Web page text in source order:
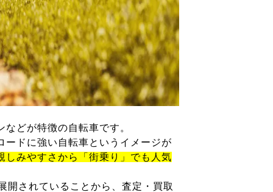
どが特徴の自転車です。
ードに強い自転車というイメージが
しみやすさから「街乗り」でも人気
開されていることから、査定・買取